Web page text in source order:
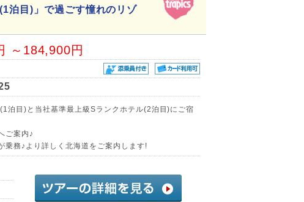
泊目)」で過ごす憧れのリゾ
～184,900円
泊目)と当社基準最上級Sランクホテル(2泊目)にご宿
ご案内♪
務♪より詳しく北海道をご案内します!